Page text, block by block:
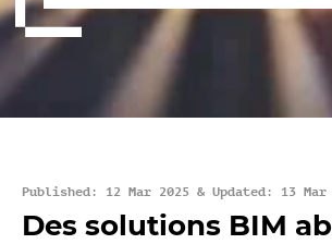
Published: 12 Mar 2025 & Updated: 13 Mar
Des solutions BIM